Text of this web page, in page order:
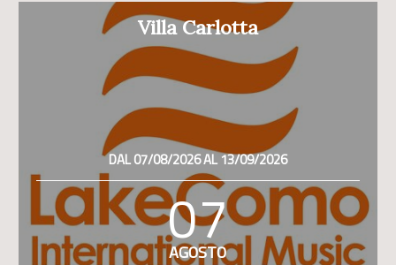
Villa Carlotta
DAL 07/08/2026 AL 13/09/2026
07
AGOSTO